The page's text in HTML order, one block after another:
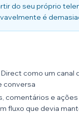
do seu próprio
é
como um canal
conversa
comentários e
fluxo que devia